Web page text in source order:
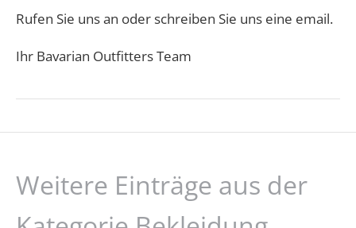
Rufen Sie uns an oder schreiben Sie uns eine email.
Ihr Bavarian Outfitters Team
Weitere Einträge aus der